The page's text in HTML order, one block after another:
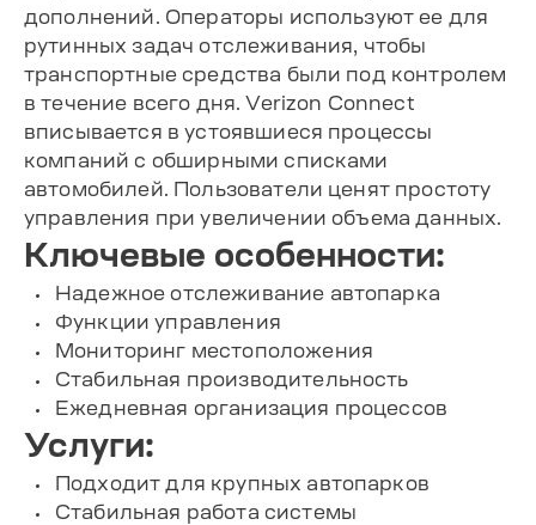
дополнений. Операторы используют ее для
рутинных задач отслеживания, чтобы
транспортные средства были под контролем
в течение всего дня. Verizon Connect
вписывается в устоявшиеся процессы
компаний с обширными списками
автомобилей. Пользователи ценят простоту
управления при увеличении объема данных.
Ключевые особенности:
Надежное отслеживание автопарка
Функции управления
Мониторинг местоположения
Стабильная производительность
Ежедневная организация процессов
Услуги:
Подходит для крупных автопарков
Стабильная работа системы